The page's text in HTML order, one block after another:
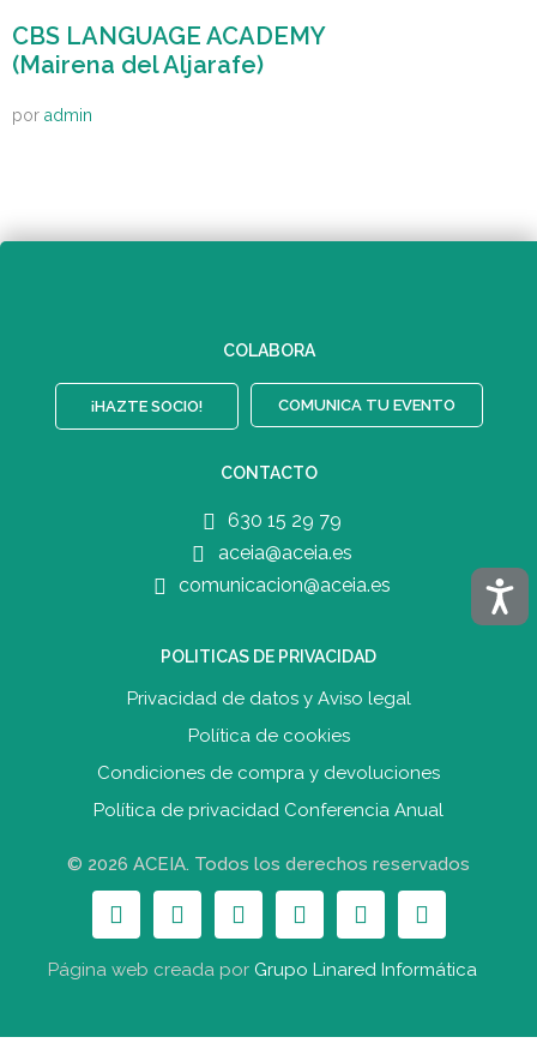
CBS LANGUAGE ACADEMY
(Mairena del Aljarafe)
por admin
COLABORA
¡HAZTE SOCIO! COMUNICA TU EVENTO
CONTACTO
630 15 29 79
aceia@aceia.es
comunicacion@aceia.es
POLITICAS DE PRIVACIDAD
Privacidad de datos y Aviso legal
Política de cookies
Condiciones de compra y devoluciones
Política de privacidad Conferencia Anual
© 2026 ACEIA. Todos los derechos reservados
Página web creada por Grupo Linared Informática